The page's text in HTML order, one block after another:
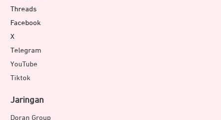
Threads
Facebook
X
Telegram
YouTube
Tiktok
Jaringan
Doran Group